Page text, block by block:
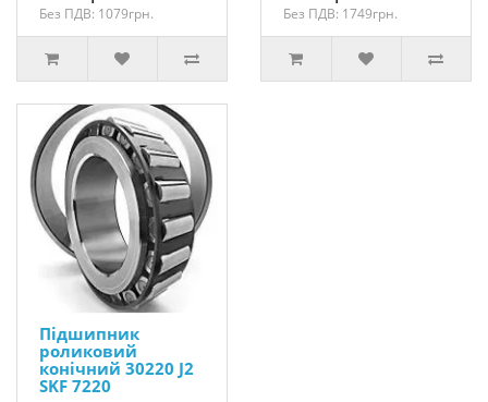
Без ПДВ: 1079грн. Без ПДВ: 1749грн.
Підшипник
роликовий
конічний 30220 J2
SKF 7220